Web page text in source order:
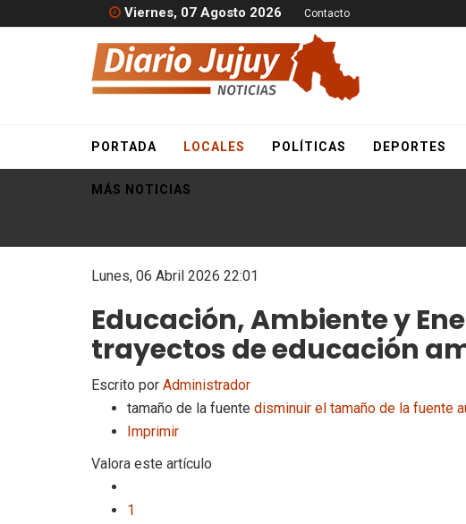
Viernes, 07 Agosto 2026 Contacto
PORTADA LOCALES POLÍTICAS DEPORTES
MÁS NOTICIAS
Lunes, 06 Abril 2026 22:01
Educación, Ambiente y
trayectos de educación
Escrito por Administrador
tamaño de la fuente disminuir el tamaño de la fuente
Imprimir
Valora este artículo
1